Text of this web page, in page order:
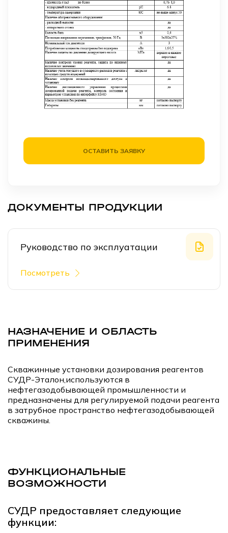
ОСТАВИТЬ ЗАЯВКУ
ДОКУМЕНТЫ ПРОДУКЦИИ
Руководство по эксплуатации
Посмотреть
НАЗНАЧЕНИЕ И ОБЛАСТЬ
ПРИМЕНЕНИЯ
Скважинные установки дозирования реагентов
СУДР-Эталон,используются в
нефтегазодобывающей промышленности и
предназначены для регулируемой подачи реагента
в затрубное пространство нефтегазодобывающей
скважины.
ФУНКЦИОНАЛЬНЫЕ
ВОЗМОЖНОСТИ
СУДР предоставляет следующие
функции: